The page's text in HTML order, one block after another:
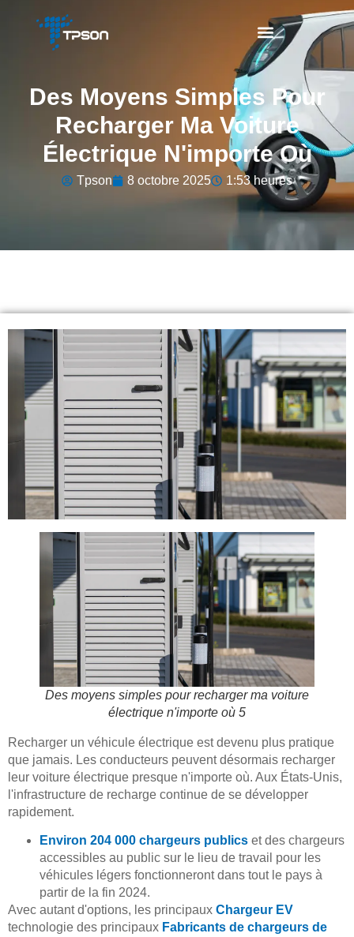
Des Moyens Simples Pour
Recharger Ma Voiture
Électrique N'importe Où
Tpson 8 octobre 2025 1:53 heures
Des moyens simples pour recharger ma voiture
électrique n'importe où 5
Recharger un véhicule électrique est devenu plus pratique
que jamais. Les conducteurs peuvent désormais recharger
leur voiture électrique presque n'importe où. Aux États-Unis,
l'infrastructure de recharge continue de se développer
rapidement.
Environ 204 000 chargeurs publics et des chargeurs
accessibles au public sur le lieu de travail pour les
véhicules légers fonctionneront dans tout le pays à
partir de la fin 2024.
Avec autant d'options, les principaux Chargeur EV
technologie des principaux Fabricants de chargeurs de